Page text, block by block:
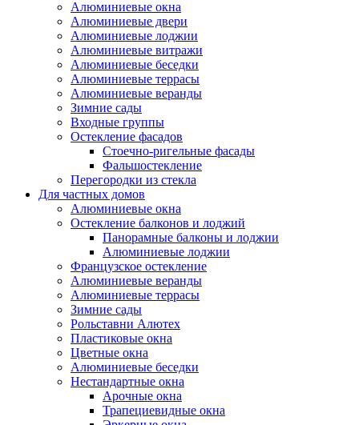
Алюминиевые окна
Алюминиевые двери
Алюминиевые лоджии
Алюминиевые витражи
Алюминиевые беседки
Алюминиевые террасы
Алюминиевые веранды
Зимние сады
Входные группы
Остекление фасадов
Стоечно-ригельные фасады
Фальшостекление
Перегородки из стекла
Для частных домов
Алюминиевые окна
Остекление балконов и лоджий
Панорамные балконы и лоджии
Алюминиевые лоджии
Французское остекление
Алюминиевые веранды
Алюминиевые террасы
Зимние сады
Рольставни Алютех
Пластиковые окна
Цветные окна
Алюминиевые беседки
Нестандартные окна
Арочные окна
Трапециевидные окна